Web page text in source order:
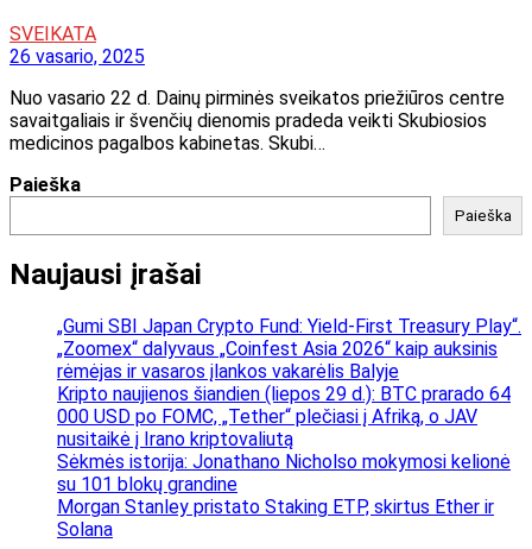
SVEIKATA
26 vasario, 2025
Nuo vasario 22 d. Dainų pirminės sveikatos priežiūros centre
savaitgaliais ir švenčių dienomis pradeda veikti Skubiosios
medicinos pagalbos kabinetas. Skubi…
Paieška
Paieška
Naujausi įrašai
„Gumi SBI Japan Crypto Fund: Yield-First Treasury Play“.
„Zoomex“ dalyvaus „Coinfest Asia 2026“ kaip auksinis
rėmėjas ir vasaros įlankos vakarėlis Balyje
Kripto naujienos šiandien (liepos 29 d.): BTC prarado 64
000 USD po FOMC, „Tether“ plečiasi į Afriką, o JAV
nusitaikė į Irano kriptovaliutą
Sėkmės istorija: Jonathano Nicholso mokymosi kelionė
su 101 blokų grandine
Morgan Stanley pristato Staking ETP, skirtus Ether ir
Solana